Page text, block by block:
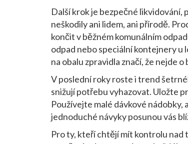
Další krok je bezpečné likvidování,
neškodily ani lidem, ani přírodě.
končit v běžném komunálním
odpad nebo speciální kontejnery u
na obalu zpravidla značí, že nejde o
V poslední roky roste i trend
snižují potřebu vyhazovat. Uložte
Používejte malé dávkové nádobky,
jednoduché návyky posunou vás
Pro ty, kteří chtějí mít kontrolu nad